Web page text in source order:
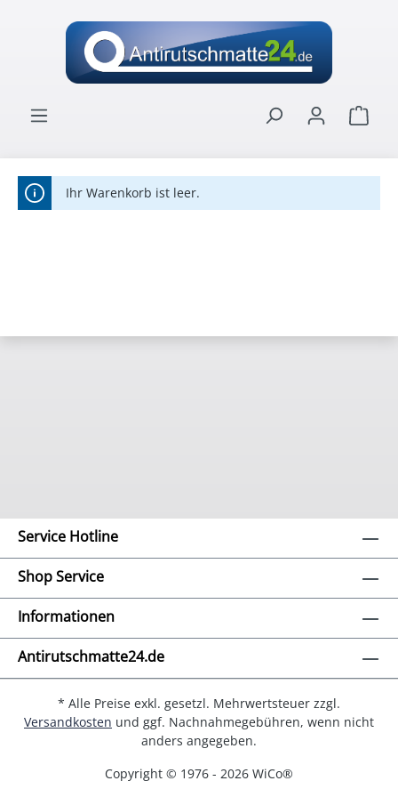
springen
Ihr Warenkorb ist leer.
Service Hotline
Shop Service
Informationen
Antirutschmatte24.de
* Alle Preise exkl. gesetzl. Mehrwertsteuer zzgl.
Versandkosten und ggf. Nachnahmegebühren, wenn nicht
anders angegeben.
Copyright © 1976 - 2026 WiCo®